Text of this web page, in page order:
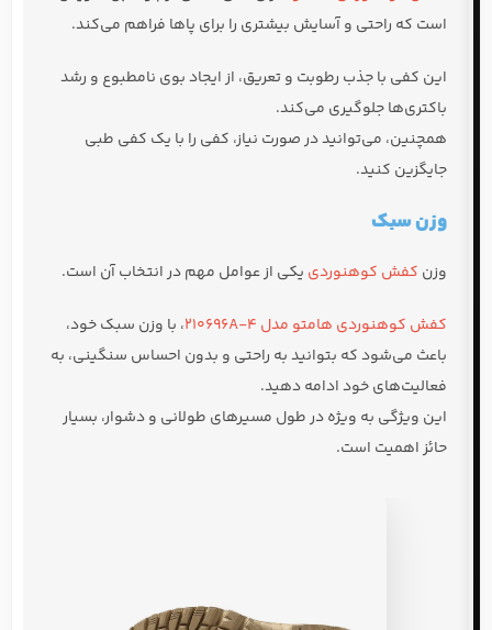
است که راحتی و آسایش بیشتری را برای پاها فراهم می‌کند.
این کفی با جذب رطوبت و تعریق، از ایجاد بوی نامطبوع و رشد
باکتری‌ها جلوگیری می‌کند.
همچنین، می‌توانید در صورت نیاز، کفی را با یک کفی طبی
جایگزین کنید.
وزن سبک
وزن کفش کوهنوردی یکی از عوامل مهم در انتخاب آن است.
کفش کوهنوردی هامتو مدل 210696A-4
، با وزن سبک خود،
باعث می‌شود که بتوانید به راحتی و بدون احساس سنگینی، به
فعالیت‌های خود ادامه دهید.
این ویژگی به ویژه در طول مسیرهای طولانی و دشوار، بسیار
حائز اهمیت است.